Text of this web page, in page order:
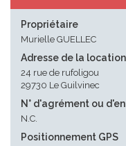
Propriétaire
Murielle GUELLEC
Adresse de la location
24 rue de rufoligou
29730 Le Guilvinec
N° d'agrément ou
N.C.
Positionnement GPS